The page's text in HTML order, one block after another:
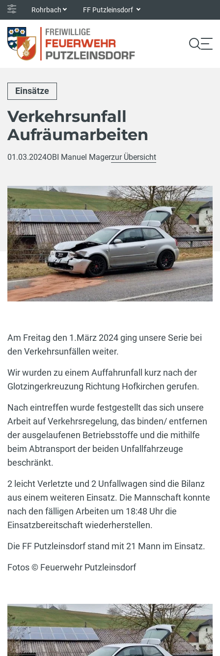
Rohrbach FF Putzleinsdorf
Einsätze
Verkehrsunfall
Aufräumarbeiten
01.03.2024OBI Manuel Magerzur Übersicht
Am Freitag den 1.März 2024 ging unsere Serie bei
den Verkehrsunfällen weiter.
Wir wurden zu einem Auffahrunfall kurz nach der
Glotzingerkreuzung Richtung Hofkirchen gerufen.
Nach eintreffen wurde festgestellt das sich unsere
Arbeit auf Verkehrsregelung, das binden/ entfernen
der ausgelaufenen Betriebsstoffe und die mithilfe
beim Abtransport der beiden Unfallfahrzeuge
beschränkt.
2 leicht Verletzte und 2 Unfallwagen sind die Bilanz
aus einem weiteren Einsatz. Die Mannschaft konnte
nach den fälligen Arbeiten um 18:48 Uhr die
Einsatzbereitschaft wiederherstellen.
Die FF Putzleinsdorf stand mit 21 Mann im Einsatz.
Fotos © Feuerwehr Putzleinsdorf